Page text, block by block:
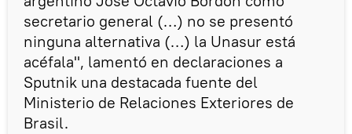
secretario general (…) no se presentó
ninguna alternativa (…) la Unasur está
acéfala", lamentó en declaraciones a
Sputnik una destacada fuente del
Ministerio de Relaciones Exteriores de
Brasil.